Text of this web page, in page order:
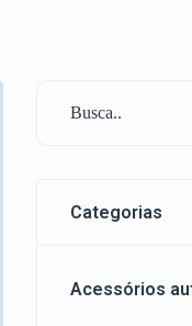
Categorias
Acessórios